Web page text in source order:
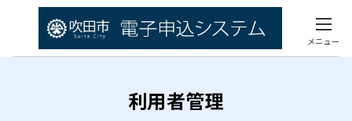
メニュー
利用者管理